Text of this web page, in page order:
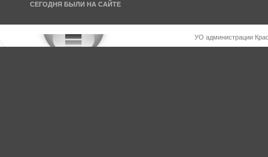
СЕГОДНЯ БЫЛИ НА САЙТЕ
УО администрации